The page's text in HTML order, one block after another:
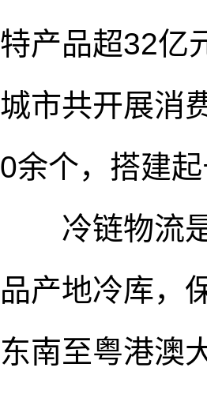
特产品超32亿
城市共开展消
0余个，搭建
冷链物流是
品产地冷库，
东南至粤港澳